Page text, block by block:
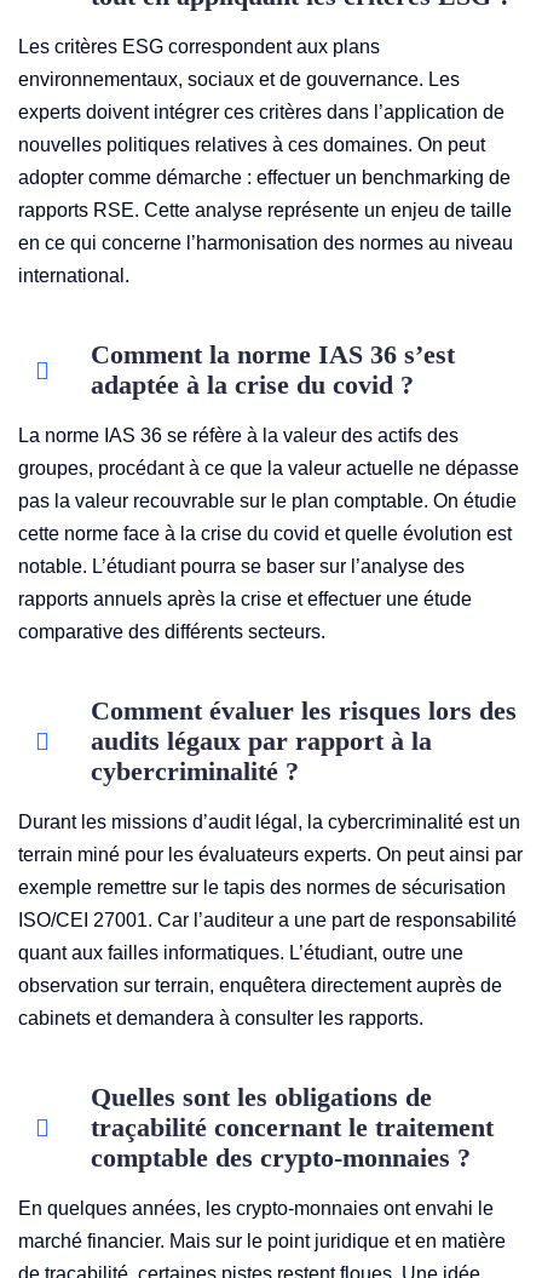
Les critères ESG correspondent aux plans
environnementaux, sociaux et de gouvernance. Les
experts doivent intégrer ces critères dans l’application de
nouvelles politiques relatives à ces domaines. On peut
adopter comme démarche : effectuer un benchmarking de
rapports RSE. Cette analyse représente un enjeu de taille
en ce qui concerne l’harmonisation des normes au niveau
international.
Comment la norme IAS 36 s’est
adaptée à la crise du covid ?
La norme IAS 36 se réfère à la valeur des actifs des
groupes, procédant à ce que la valeur actuelle ne dépasse
pas la valeur recouvrable sur le plan comptable. On étudie
cette norme face à la crise du covid et quelle évolution est
notable. L’étudiant pourra se baser sur l’analyse des
rapports annuels après la crise et effectuer une étude
comparative des différents secteurs.
Comment évaluer les risques lors des
audits légaux par rapport à la
cybercriminalité ?
Durant les missions d’audit légal, la cybercriminalité est un
terrain miné pour les évaluateurs experts. On peut ainsi par
exemple remettre sur le tapis des normes de sécurisation
ISO/CEI 27001. Car l’auditeur a une part de responsabilité
quant aux failles informatiques. L’étudiant, outre une
observation sur terrain, enquêtera directement auprès de
cabinets et demandera à consulter les rapports.
Quelles sont les obligations de
traçabilité concernant le traitement
comptable des crypto-monnaies ?
En quelques années, les crypto-monnaies ont envahi le
marché financier. Mais sur le point juridique et en matière
de traçabilité, certaines pistes restent floues. Une idée